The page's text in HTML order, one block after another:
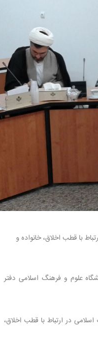
با قطب اخلاق، خانواده و
علوم و فرهنگ اسلامی دفتر
در ارتباط با قطب اخلاق،